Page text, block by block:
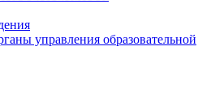
управления образовательной